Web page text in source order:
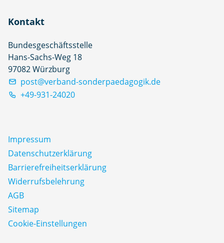
Kontakt
Bundesgeschäftsstelle
Hans-Sachs-Weg 18
97082 Würzburg
post@verband-sonderpaedagogik.de
+49-931-24020
Impressum
Datenschutz­erklärung
Barrierefreiheitserklärung
Widerrufsbelehrung
AGB
Sitemap
Cookie-Einstellungen